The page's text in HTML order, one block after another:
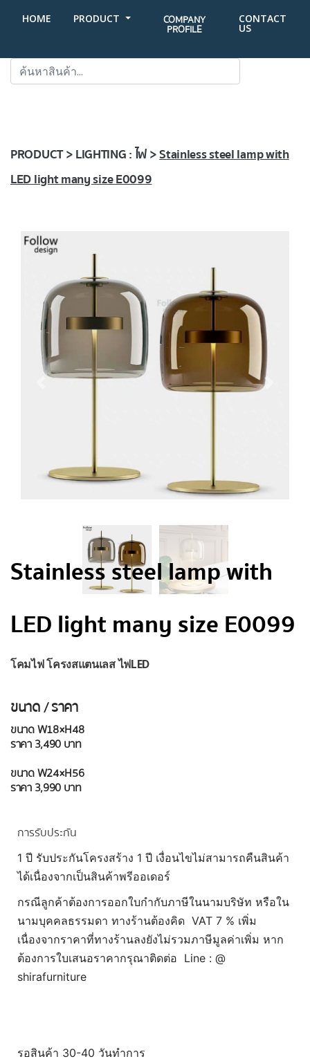
HOME PRODUCT COMPANY
PROFILE
CONTACT
US
PRODUCT > LIGHTING : ไฟ >Stainless steel lamp with
LED light many size E0099
Stainless steel lamp with
LED light many size E0099
โคมไฟ โครงสแตนเลส ไฟLED
ขนาด / ราคา
ขนาด W18×H48
ราคา 3,490 บาท
ขนาด W24×H56
ราคา 3,990 บาท
การรับประกัน
1 ปี รับประกันโครงสร้าง 1 ปี เงื่อนไขไม่สามารถคืนสินค้า
ได้เนื่องจากเป็นสินค้าพรีออเดอร์
กรณีลูกค้าต้องการออกใบกำกับภาษีในนามบริษัท หรือใน
นามบุคคลธรรมดา ทางร้านต้องคิด VAT 7 % เพิ่ม
เนื่องจากราคาที่ทางร้านลงยังไม่รวมภาษีมูลค่าเพิ่ม หาก
ต้องการใบเสนอราคากรุณาติดต่อ Line : @
shirafurniture
รอสินค้า 30-40 วันทำการ